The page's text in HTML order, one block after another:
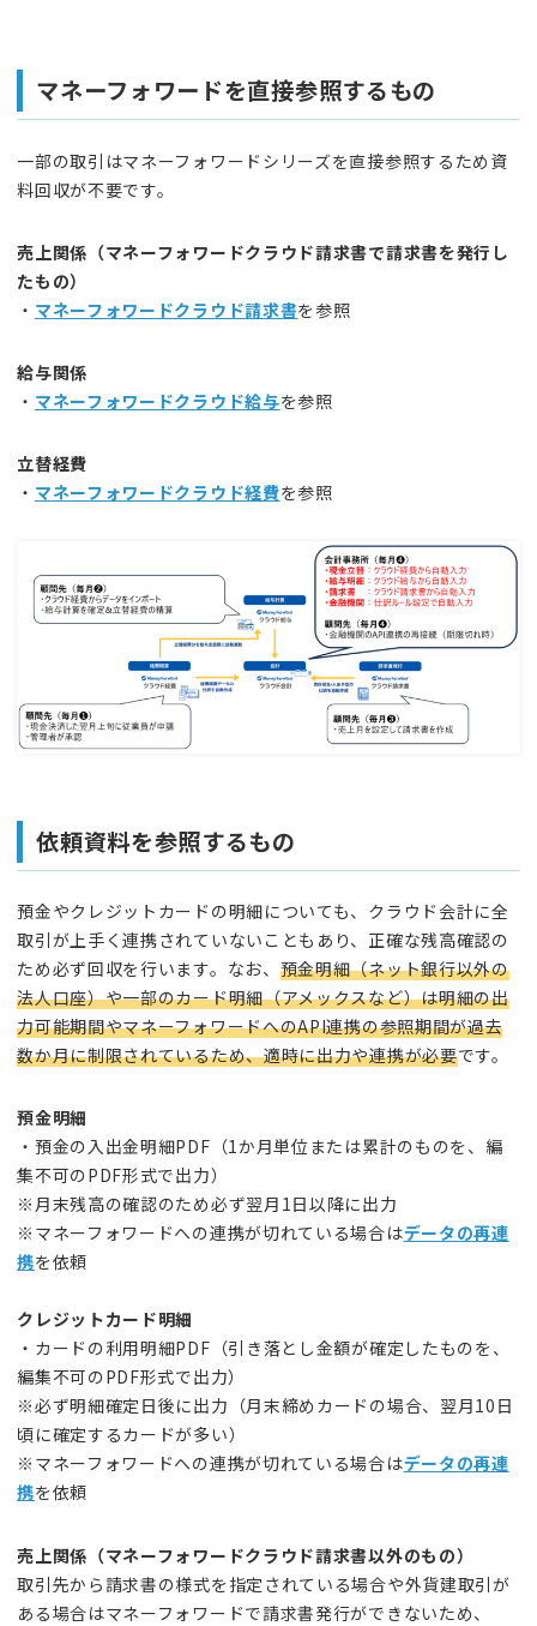
マネーフォワードを直接参照するもの
一部の取引はマネーフォワードシリーズを直接参照するため資
料回収が不要です。
売上関係（マネーフォワードクラウド請求書で請求書を発行し
たもの）
・ マネーフォワードクラウド請求書を参照
給与関係
・ マネーフォワードクラウド給与を参照
立替経費
・ マネーフォワードクラウド経費を参照
依頼資料を参照するもの
預金やクレジットカードの明細についても、クラウド会計に全
取引が上手く連携されていないこともあり、正確な残高確認の
ため必ず回収を行います。なお、 預金明細（ネット銀行以外の
法人口座）や一部のカード明細（アメックスなど）は明細の出
力可能期間やマネーフォワードへのAPI連携の参照期間が過去
数か月に制限されているため、適時に出力や連携が必要です。
預金明細
・預金の入出金明細PDF（1か月単位または累計のものを、編
集不可のPDF形式で出力）
※月末残高の確認のため必ず翌月1日以降に出力
※マネーフォワードへの連携が切れている場合はデータの再連
携を依頼
クレジットカード明細
・カードの利用明細PDF（引き落とし金額が確定したものを、
編集不可のPDF形式で出力）
※必ず明細確定日後に出力（月末締めカードの場合、翌月10日
頃に確定するカードが多い）
※マネーフォワードへの連携が切れている場合はデータの再連
携を依頼
売上関係（マネーフォワードクラウド請求書以外のもの）
取引先から請求書の様式を指定されている場合や外貨建取引が
ある場合はマネーフォワードで請求書発行ができないため、